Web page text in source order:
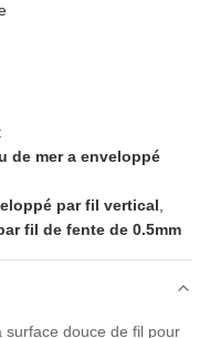
de mer a enveloppé
par fil vertical
fil de fente de 0.5mm
surface douce de fil pour